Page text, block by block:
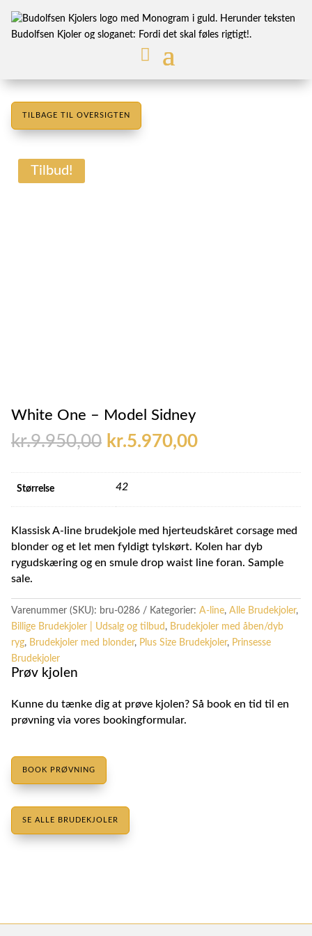
TILBAGE TIL OVERSIGTEN
Tilbud!
White One – Model Sidney
kr.9.950,00 Den
pris
var:
kr.9.950,00.
kr.5.970,00Den
pris
kr.5.970,00.
Størrelse 42
Klassisk A-line brudekjole med hjerteudskåret corsage med
blonder og et let men fyldigt tylskørt. Kolen har dyb
rygudskæring og en smule drop waist line foran. Sample
sale.
Varenummer (SKU): bru-0286 Kategorier: A-line, Alle Brudekjoler,
Billige Brudekjoler | Udsalg og tilbud , Brudekjoler med åben/dyb
ryg, Brudekjoler med blonder, Plus Size Brudekjoler, Prinsesse
Brudekjoler
Prøv kjolen
Kunne du tænke dig at prøve kjolen? Så book en tid til en
prøvning via vores bookingformular.
BOOK PRØVNING
SE ALLE BRUDEKJOLER